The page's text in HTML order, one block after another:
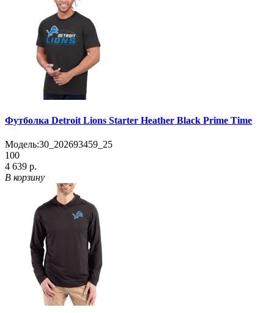
Футболка Detroit Lions Starter Heather Black Prime Time
Модель:30_202693459_25
100
4 639 р.
В корзину